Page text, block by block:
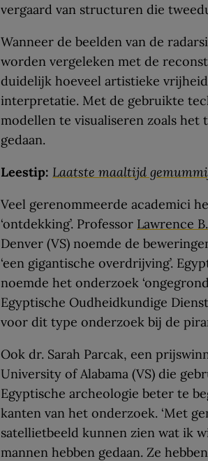
vergaard van structuren die
Wanneer de beelden van de
worden vergeleken met de
duidelijk hoeveel artistieke
interpretatie. Met de gebruikte
modellen te visualiseren zoals
gedaan.
Leestip: Laatste maaltijd
Veel gerenommeerde academici
‘ontdekking’. Professor Lawrence
Denver (VS) noemde de
‘een gigantische overdrijving’.
noemde het onderzoek
Egyptische Oudheidkundige
voor dit type onderzoek bij de
Ook dr. Sarah Parcak, een
University of Alabama (VS) die
Egyptische archeologie beter te
kanten van het onderzoek. ‘Met
satellietbeeld kunnen zien wat ik
mannen hebben gedaan. Ze